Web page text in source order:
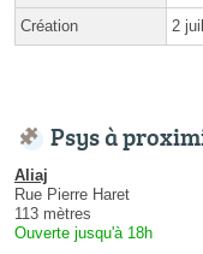
Création 2
Psys à
Aliaj
Rue Pierre Haret
113 mètres
Ouverte jusqu'à 18h